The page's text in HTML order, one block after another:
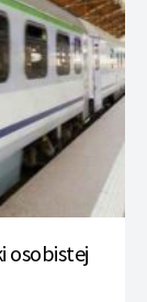
osobistej